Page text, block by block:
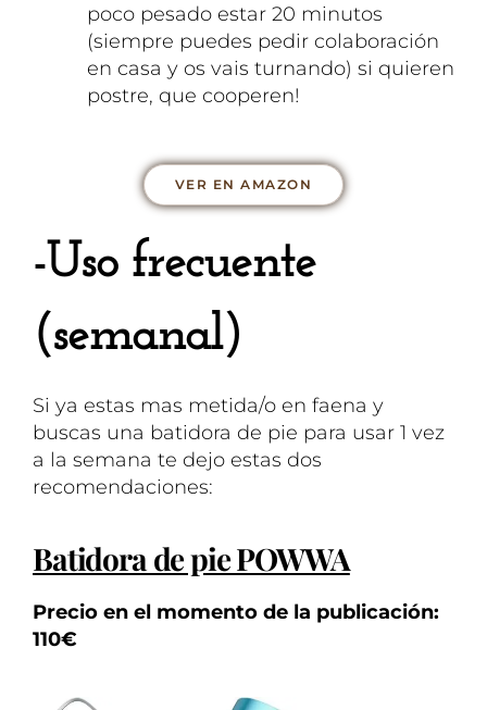
poco pesado estar 20 minutos
(siempre puedes pedir colaboración
en casa y os vais turnando) si quieren
postre, que cooperen!
VER EN AMAZON
-Uso frecuente
(semanal)
Si ya estas mas metida/o en faena y
buscas una batidora de pie para usar 1 vez
a la semana te dejo estas dos
recomendaciones:
Batidora de pie POWWA
Precio en el momento de la publicación:
110€